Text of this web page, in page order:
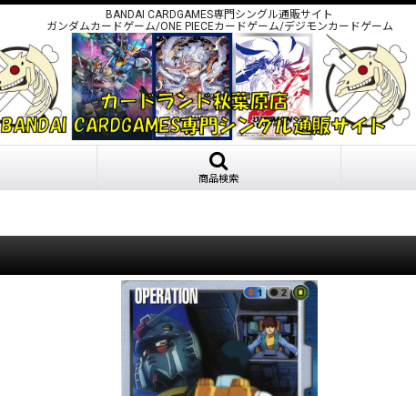
BANDAI CARDGAMES専門シングル通販サイト
ガンダムカードゲーム/ONE PIECEカードゲーム/デジモンカードゲーム
商品検索